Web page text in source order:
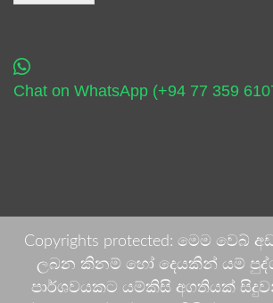
Chat on WhatsApp (+94 77 359
Copyrights protected: මෙම වෙබ්
ලබන කිනම් හෝ දෙයකින් යම්
පාර්ශවයකට යම්කිසි අගතියක්